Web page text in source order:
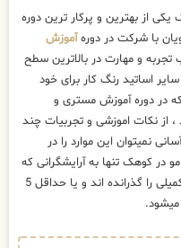
از بهترین و پرکار ترین دوره
با شرکت در دورهآموزش
تجربه و مهارت در بالاترین سطح
اساتید رنگ کار برای خود
در دوره آموزش مستری و
نکات اموزشی و تجربیات چند
نمیتوان این موارد را در
در کوهک تنها به آرایشگرانی که
و تکمیلی را گذرانده اند و یا حداقل 5
میشود.